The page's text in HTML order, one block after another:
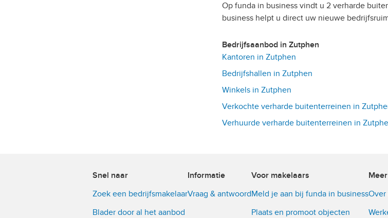
Op funda in business vindt u 2 verharde
business helpt u direct uw nieuwe
Bedrijfsaanbod in Zutphen
Kantoren in Zutphen
Bedrijfshallen in Zutphen
Winkels in Zutphen
Verkochte verharde buitenterreinen in
Verhuurde verharde buitenterreinen in
Snel naar
Zoek een bedrijfsmakelaar
Blader door al het aanbod
Informatie
Vraag & antwoord
Voor makelaars
Meld je aan bij funda in business
Plaats en promoot objecten
Over